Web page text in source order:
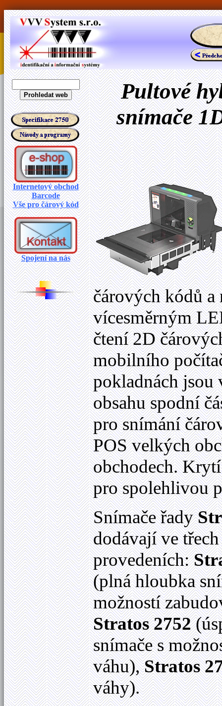
Internetový obchod
Barcode
Vše pro čárový kód
Spojení na nás
Pultové
snímače
čárových kódů
vícesměrným
čtení 2D
mobilního
pokladnách
obsahu spodní
pro snímání
POS velkých
obchodech.
pro spolehlivou
Snímače řady
dodávají ve
provedeních:
(plná hloubka
možností
Stratos 2752
snímače s
váhu),Stratos
váhy).